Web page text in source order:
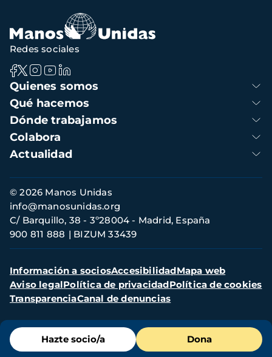
Menú
de
Hazte socio/a Dona
Navegación
principal
Quienes somos
Qué hacemos
Dónde trabajamos
Colabora
Actualidad
Redes sociales
Información
de
contacto
© 2026 Manos Unidas
C/ Barquillo, 38 - 3º28004 - Madrid, España
900 811 888
BIZUM 33439
info@manosunidas.org
Menú
secundario
Información a sociosAccesibilidadMapa web
Aviso legalPolítica de privacidadPolítica de cookies
TransparenciaCanal de denuncias